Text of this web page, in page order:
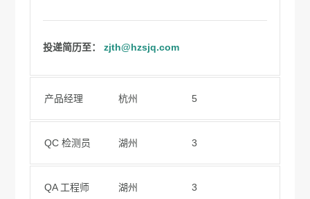
投递简历至： zjth@hzsjq.com
产品经理 杭州 5
QC 检测员 湖州 3
QA 工程师 湖州 3